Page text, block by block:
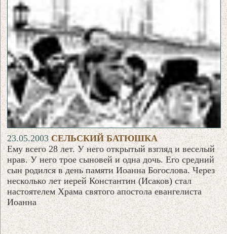
23.05.2003СЕЛЬСКИЙ БАТЮШКА
Ему всего 28 лет. У него открытый взгляд и веселый
нрав. У него трое сыновей и одна дочь. Его средний
сын родился в день памяти Иоанна Богослова. Через
несколько лет иерей Константин (Исаков) стал
настоятелем Храма святого апостола евангелиста
Иоанна